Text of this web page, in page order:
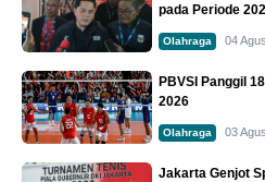
pada Periode
Olahraga 04
PBVSI Panggil
2026
Olahraga 03
Jakarta Genjot